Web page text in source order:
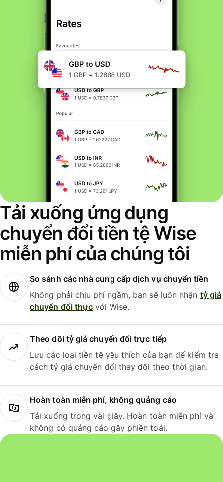
Tải xuống ứng dụng
chuyển đổi tiền tệ Wise
miễn phí của chúng tôi
So sánh các nhà cung cấp dịch vụ chuyển tiền
Không phải chịu phí ngầm, bạn sẽ luôn nhận tỷ giá
chuyển đổi thực với Wise.
Theo dõi tỷ giá chuyển đổi trực tiếp
Lưu các loại tiền tệ yêu thích của bạn để kiểm tra
cách tỷ giá chuyển đổi thay đổi theo thời gian.
Hoàn toàn miễn phí, không quảng cáo
Tải xuống trong vài giây. Hoàn toàn miễn phí và
không có quảng cáo gây phiền toái.